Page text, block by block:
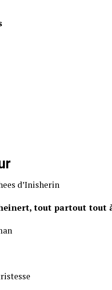
d’Inisherin
tout partout tout